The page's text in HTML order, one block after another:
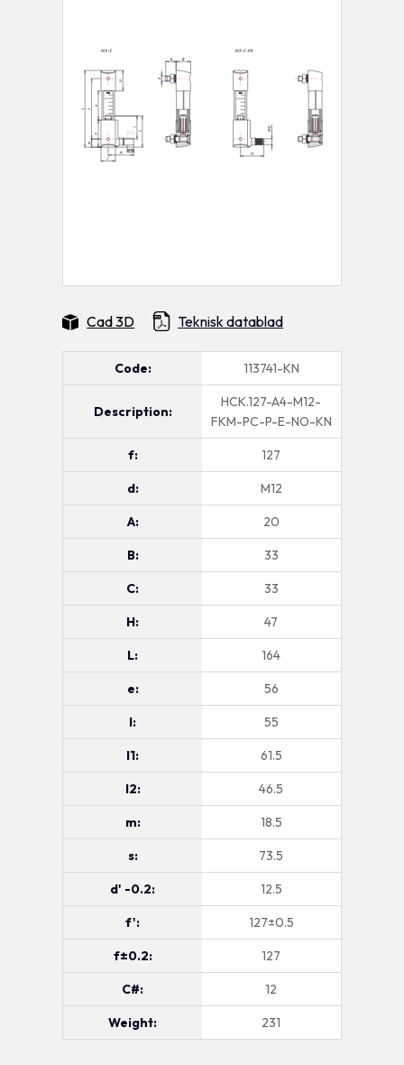
Code: 113741-KN
Description:
HCK.127-A4-M12-
FKM-PC-P-E-NO-KN
f: 127
d: M12
A: 20
B: 33
C: 33
H: 47
L: 164
e: 56
l: 55
l1: 61.5
l2: 46.5
m: 18.5
s: 73.5
d' -0.2: 12.5
f': 127±0.5
f±0.2: 127
C#: 12
Weight: 231
Cad 3D Teknisk datablad